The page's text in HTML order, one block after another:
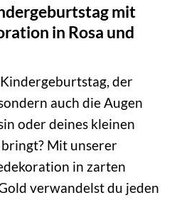
mit
in Rosa und
der
auch die Augen
oder deines kleinen
Mit unserer
in zarten
verwandelst du jeden